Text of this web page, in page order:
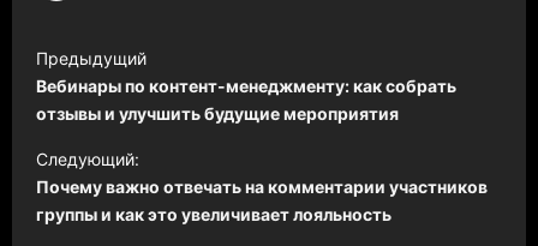
а
в
и
г
а
Предыдущий
Вебинары по контент-менеджменту: как собрать
отзывы и улучшить будущие мероприятия
Следующий:
Почему важно отвечать на комментарии участников
группы и как это увеличивает лояльность